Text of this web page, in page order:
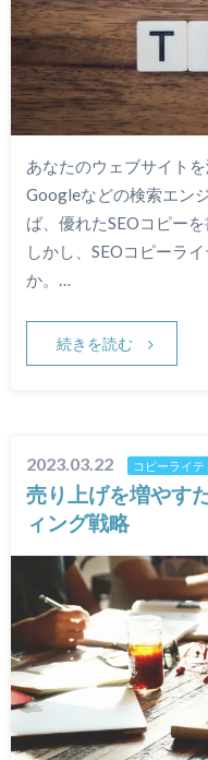
あなたのウェブサイト
Googleなどの検索エン
ば、優れたSEOコピー
しかし、SEOコピーラ
か。…
続きを読む
2023.03.22 コピーライ
売り上げを増やす
ィング戦略